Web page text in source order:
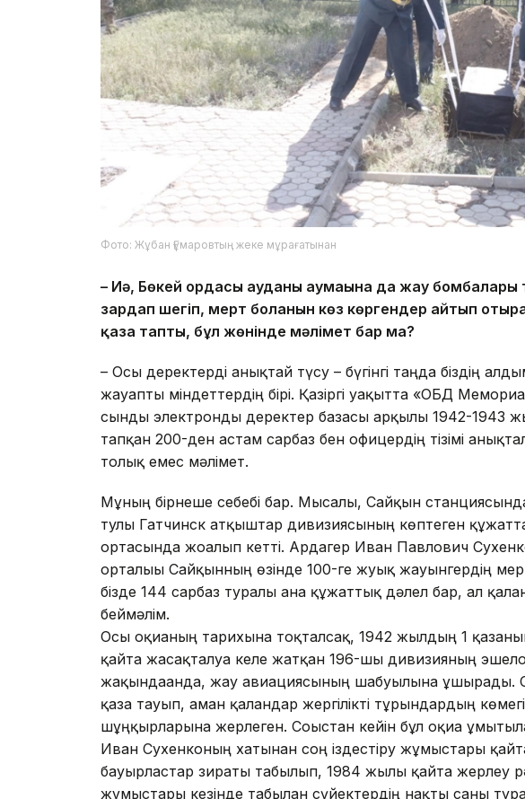
Фото: Жұбан Ғұмаровтың жеке мұрағатынан
– Иә, Бөкей ордасы ауданы аумағына да жау бомбалары
зардап шегіп, мерт болғанын көз көргендер айтып
қаза тапты, бұл жөнінде мәлімет бар ма?
– Осы деректерді анықтай түсу – бүгінгі таңда біздің
жауапты міндеттердің бірі. Қазіргі уақытта «ОБД
сынды электронды деректер базасы арқылы 1942-1943
тапқан 200-ден астам сарбаз бен офицердің тізімі
толық емес мәлімет.
Мұның бірнеше себебі бар. Мысалы, Сайқын
тулы Гатчинск атқыштар дивизиясының көптеген
ортасында жоғалып кетті. Ардагер Иван Павлович
орталығы Сайқынның өзінде 100-ге жуық жауынгердің мерт
бізде 144 сарбаз туралы ғана құжаттық дәлел бар, ал
беймәлім.
Осы оқиғаның тарихына тоқталсақ, 1942 жылдың 1
қайта жасақталуға келе жатқан 196-шы дивизияның
жақындағанда, жау авиациясының шабуылына ұшырады.
қаза тауып, аман қалғандар жергілікті тұрғындардың
шұңқырларына жерлеген. Соғыстан кейін бұл оқиға
Иван Сухенконың хатынан соң іздестіру жұмыстары
бауырластар зираты табылып, 1984 жылы қайта жерлеу
жұмыстары кезінде табылған сүйектердің нақты саны